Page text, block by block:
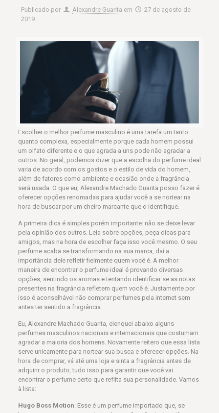
Publicado por Alexandre Guarita em
27 de agosto de
2019
Escolher o melhor perfume masculino é uma tarefa um tanto
quanto complexa, especialmente porque cada homem possui
um olfato diferente e o que agrada a uns pode não agradar a
outros. No geral, podemos dizer que a escolha do perfume ideal
varia de acordo com os gostos e o estilo de vida do homem,
além de fatores como ambiente e ocasião onde a fragrância
será usada. O que eu, Alexandre Machado Guarita posso fazer é
oferecer opções renomadas para ajudar você a se nortear na
hora de buscar por um cheiro marcante que o identifique.
A primeira dica é simples porém importante: não se deixe levar
pela opinião dos outros. Leia sobre opções, peça dicas para
amigos, mas na hora de escolher faça isso você mesmo. O seu
perfume acaba se transformando na sua marca, daí a
importância dele refletir fielmente quem você é. A melhor
maneira de encontrar o perfume ideal é provando diversas
opções, sentindo os aromas e tentando identificar se as notas
presentes na fragrância refletem quem você é. Justamente por
isso é aconselhável não comprar perfumes pela internet sem
antes ter sentido a fragrância.
Eu, Alexandre Machado Guarita, elenquei abaixo alguns
perfumes masculinos nacionais e internacionais que costumam
agradar a maioria dos homens. Novamente reitero que essa lista
serve unicamente para nortear sua busca e oferecer opções. Na
hora de comprar, vá até uma loja e sinta a fragrância antes de
adquirir o produto, tudo isso para garantir que você vai
encontrar o perfume certo que reflita sua personalidade. Vamos
à lista:
Hugo Boss Motion: Esse é um perfume importado que, se